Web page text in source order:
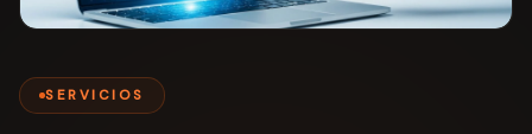
SERVICIOS